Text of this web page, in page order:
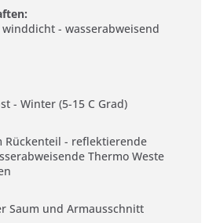
- wasserabweisend
- Winter (5-15 C Grad)
Rückenteil - reflektierende
Thermo Weste
Saum und Armausschnitt